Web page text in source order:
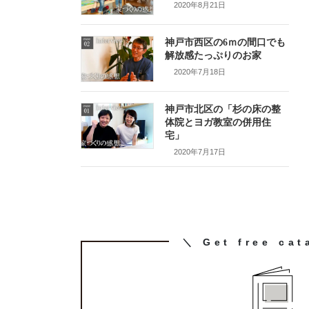
2020年8月21日
神戸市西区の6ｍの間口でも
解放感たっぷりのお家
2020年7月18日
神戸市北区の「杉の床の整
体院とヨガ教室の併用住
宅」
2020年7月17日
カ
＼ Get free